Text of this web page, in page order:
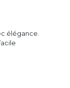
élégance.